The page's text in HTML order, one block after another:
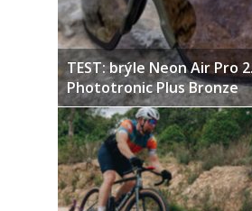
TEST: brýle Neon Air Pro
Phototronic Plus Bronze